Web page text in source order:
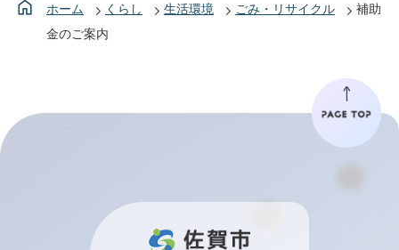
ホーム くらし 生活環境 ごみ・リサイクル
補助
金のご案内